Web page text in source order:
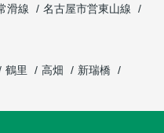
滑線
名古屋市営東山線
鶴里 高畑
新瑞橋